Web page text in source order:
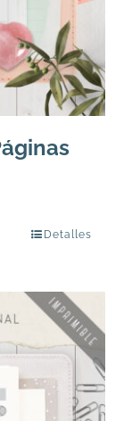
Detalles